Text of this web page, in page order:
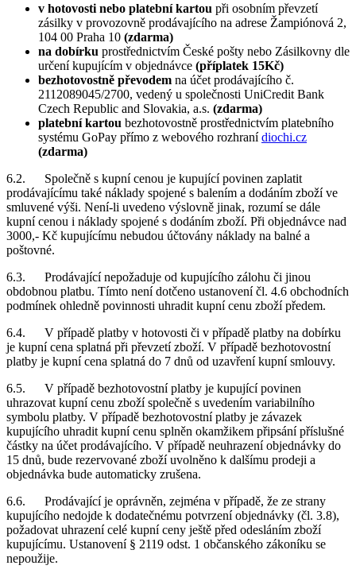
v hotovosti nebo platební kartou při osobním převzetí
zásilky v provozovně prodávajícího na adrese Žampiónová 2,
104 00 Praha 10 (zdarma)
na dobírku prostřednictvím České pošty nebo Zásilkovny dle
určení kupujícím v objednávce (příplatek 15Kč)
bezhotovostně převodem na účet prodávajícího č.
2112089045/2700, vedený u společnosti UniCredit Bank
Czech Republic and Slovakia, a.s. (zdarma)
platební kartou bezhotovostně prostřednictvím platebního
systému GoPay přímo z webového rozhranídiochi.cz
(zdarma)
6.2. Společně s kupní cenou je kupující povinen zaplatit
prodávajícímu také náklady spojené s balením a dodáním zboží ve
smluvené výši. Není-li uvedeno výslovně jinak, rozumí se dále
kupní cenou i náklady spojené s dodáním zboží. Při objednávce nad
3000,- Kč kupujícímu nebudou účtovány náklady na balné a
poštovné.
6.3. Prodávající nepožaduje od kupujícího zálohu či jinou
obdobnou platbu. Tímto není dotčeno ustanovení čl. 4.6 obchodních
podmínek ohledně povinnosti uhradit kupní cenu zboží předem.
6.4. V případě platby v hotovosti či v případě platby na dobírku
je kupní cena splatná při převzetí zboží. V případě bezhotovostní
platby je kupní cena splatná do 7 dnů od uzavření kupní smlouvy.
6.5. V případě bezhotovostní platby je kupující povinen
uhrazovat kupní cenu zboží společně s uvedením variabilního
symbolu platby. V případě bezhotovostní platby je závazek
kupujícího uhradit kupní cenu splněn okamžikem připsání příslušné
částky na účet prodávajícího. V případě neuhrazení objednávky do
15 dnů, bude rezervované zboží uvolněno k dalšímu prodeji a
objednávka bude automaticky zrušena.
6.6. Prodávající je oprávněn, zejména v případě, že ze strany
kupujícího nedojde k dodatečnému potvrzení objednávky (čl. 3.8),
požadovat uhrazení celé kupní ceny ještě před odesláním zboží
kupujícímu. Ustanovení § 2119 odst. 1 občanského zákoníku se
nepoužije.